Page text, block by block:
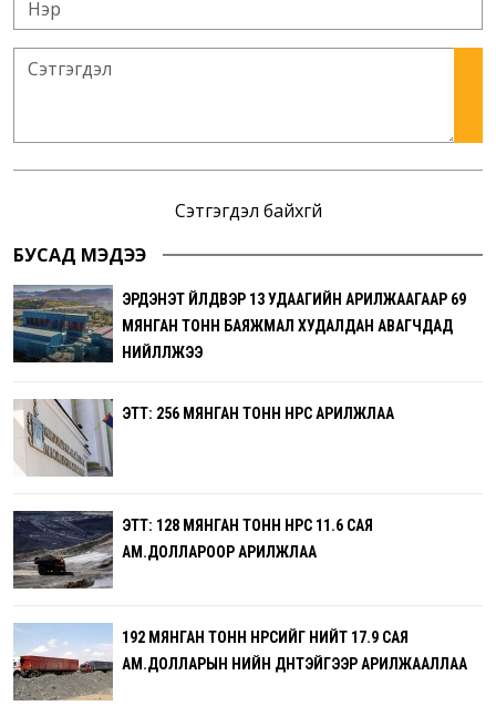
Сэтгэгдэл байхгүй
БУСАД МЭДЭЭ
ЭРДЭНЭТ ҮЙЛДВЭР 13 УДААГИЙН АРИЛЖААГААР 69
МЯНГАН ТОНН БАЯЖМАЛ ХУДАЛДАН АВАГЧДАД
НИЙЛҮҮЛЖЭЭ
ЭТТ: 256 МЯНГАН ТОНН НҮҮРС АРИЛЖЛАА
ЭТТ: 128 МЯНГАН ТОНН НҮҮРС 11.6 САЯ
АМ.ДОЛЛАРООР АРИЛЖЛАА
192 МЯНГАН ТОНН НҮҮРСИЙГ НИЙТ 17.9 САЯ
АМ.ДОЛЛАРЫН ҮНИЙН ДҮНТЭЙГЭЭР АРИЛЖААЛЛАА